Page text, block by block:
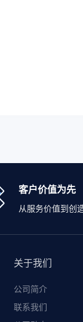
客户价值为先
从服务价值到创
关于我们
公司简介
联系我们